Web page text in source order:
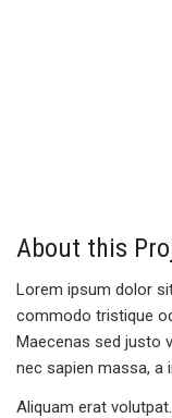
About this
Lorem ipsum dolor
commodo tristique
Maecenas sed justo
nec sapien massa, a
Aliquam erat